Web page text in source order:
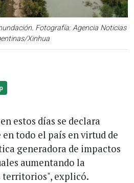
Fotografía: Agencia Noticias
Xinhua
estos días se declara
todo el país en virtud de
generadora de impactos
aumentando la
territorios", explicó.